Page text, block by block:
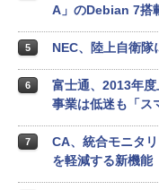
A」のDebian 7搭
5 NEC、陸上自衛隊
6
富士通、2013年
事業は低迷も「ス
7
CA、統合モニタ
を軽減する新機能